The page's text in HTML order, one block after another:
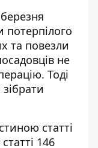
та повезли
не
Тоді
статті
146